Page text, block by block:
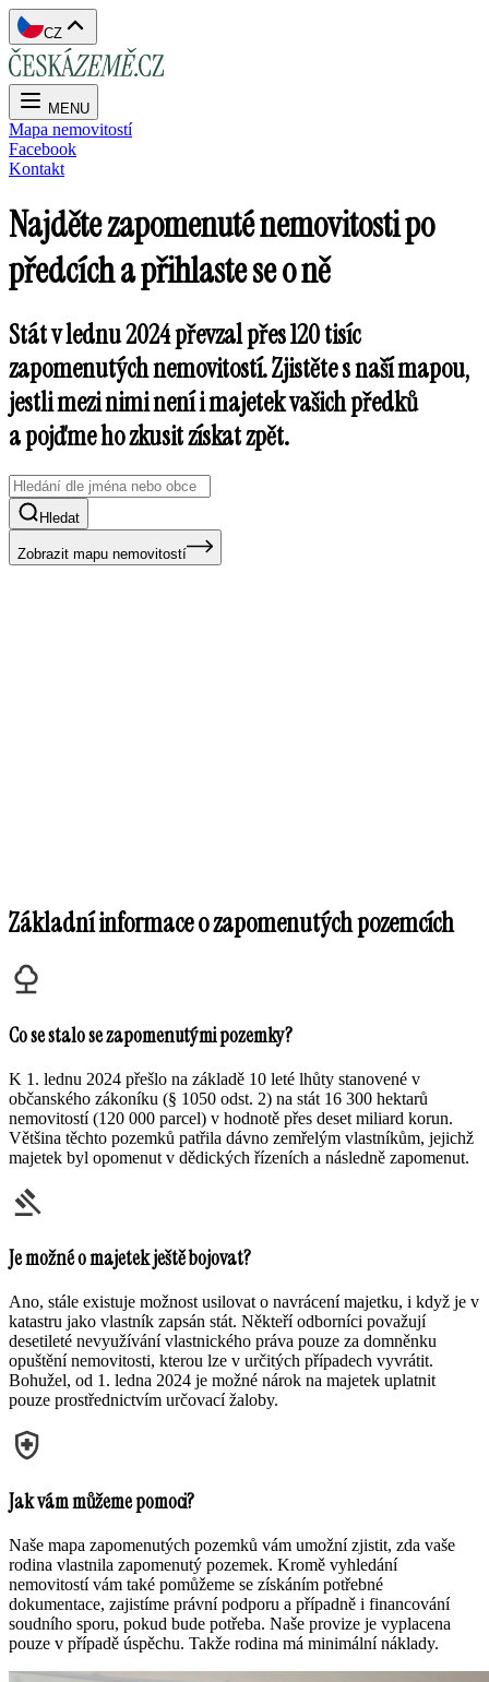
CZ
MENU
Mapa nemovitostí
Facebook
Kontakt
Najděte zapomenuté nemovitosti po
předcích a přihlaste se o ně
Stát v lednu 2024 převzal přes 120 tisíc
zapomenutých nemovitostí. Zjistěte s naší mapou,
jestli mezi nimi není i majetek vašich předků
a pojďme ho zkusit získat zpět.
Hledat
Zobrazit mapu nemovitostí
Základní informace o zapomenutých pozemcích
Co se stalo se zapomenutými pozemky?
K 1. lednu 2024 přešlo na základě 10 leté lhůty stanovené v
občanského zákoníku (§ 1050 odst. 2) na stát 16 300 hektarů
nemovitostí (120 000 parcel) v hodnotě přes deset miliard korun.
Většina těchto pozemků patřila dávno zemřelým vlastníkům, jejichž
majetek byl opomenut v dědických řízeních a následně zapomenut.
Je možné o majetek ještě bojovat?
Ano, stále existuje možnost usilovat o navrácení majetku, i když je v
katastru jako vlastník zapsán stát. Někteří odborníci považují
desetileté nevyužívání vlastnického práva pouze za domněnku
opuštění nemovitosti, kterou lze v určitých případech vyvrátit.
Bohužel, od 1. ledna 2024 je možné nárok na majetek uplatnit
pouze prostřednictvím určovací žaloby.
Jak vám můžeme pomoci?
Naše mapa zapomenutých pozemků vám umožní zjistit, zda vaše
rodina vlastnila zapomenutý pozemek. Kromě vyhledání
nemovitostí vám také pomůžeme se získáním potřebné
dokumentace, zajistíme právní podporu a případně i financování
soudního sporu, pokud bude potřeba. Naše provize je vyplacena
pouze v případě úspěchu. Takže rodina má minimální náklady.